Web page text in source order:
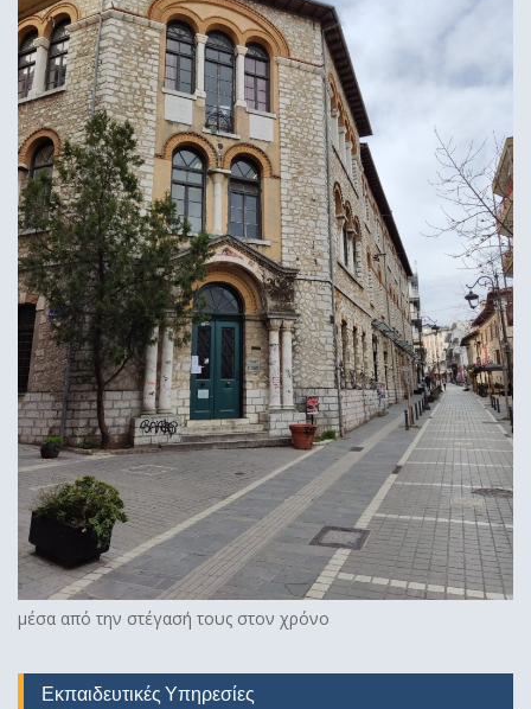
μέσα από την στέγασή τους στον χρόνο
Εκπαιδευτικές Υπηρεσίες